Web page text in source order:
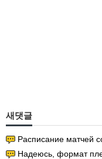
새댓글
Расписание матчей
Надеюсь, формат плей-